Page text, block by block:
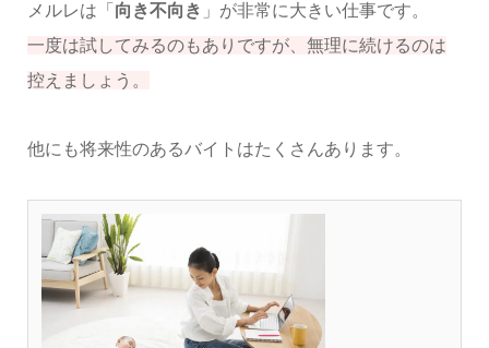
メルレは「 向き不向き 」が非常に大きい仕事です。
一度は試してみるのもありですが、無理に続けるのは
控えましょう。
他にも将来性のあるバイトはたくさんあります。